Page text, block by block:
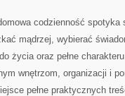
codzienność spotyka
mądrzej, wybierać
życia oraz pełne
wnętrzom, organizacji i
pełne praktycznych